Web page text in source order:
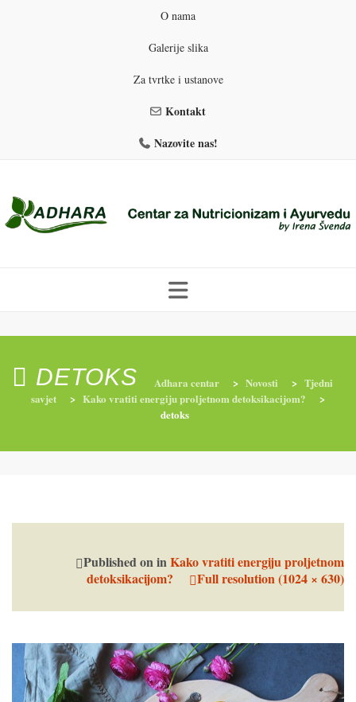
O nama
Galerije slika
Za tvrtke i ustanove
Kontakt
Nazovite nas!
to
NUTRI-ORDINACIJA
DETOKS Adhara centar > Novosti > Tjedni
savjet
> Kako vratiti energiju proljetnom detoksikacijom?
>
detoks
Published oninKako vratiti energiju proljetnom
detoksikacijom?
Full resolution (1024 × 630)